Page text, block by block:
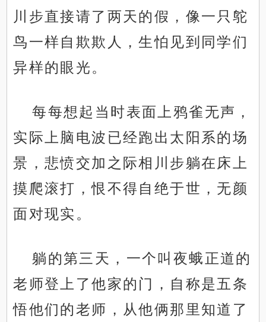
川步直接请了两天的假，像一只鸵
鸟一样自欺欺人，生怕见到同学们
异样的眼光。
每每想起当时表面上鸦雀无声，
实际上脑电波已经跑出太阳系的场
景，悲愤交加之际相川步躺在床上
摸爬滚打，恨不得自绝于世，无颜
面对现实。
躺的第三天，一个叫夜蛾正道的
老师登上了他家的门，自称是五条
悟他们的老师，从他俩那里知道了